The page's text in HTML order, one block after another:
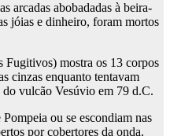
arcadas abobadadas à beira-
jóias e dinheiro, foram mortos
mostra os 13 corpos
cinzas enquanto tentavam
vulcão Vesúvio em 79 d.C.
ou se escondiam nas
por cobertores da onda.